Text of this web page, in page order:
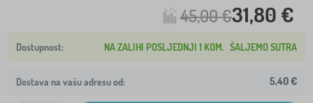
45,00 €31,80 €
NA ZALIHI POSLJEDNJI 1 KOM. ŠALJEMO SUTRA
Dostava na vašu adresu od: 5,40 €